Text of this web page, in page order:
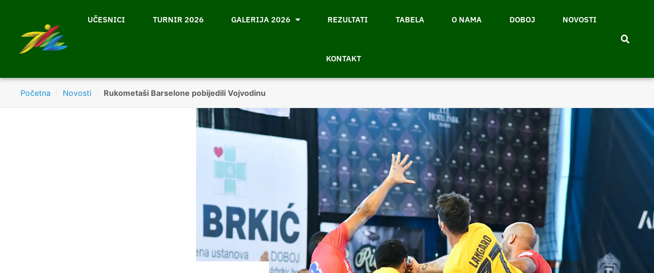
UČESNICI TURNIR 2026 GALERIJA 2026 REZULTATI TABELA O NAMA DOBOJ NOVOSTI
KONTAKT
Početna Novosti Rukometaši Barselone pobijedili Vojvodinu